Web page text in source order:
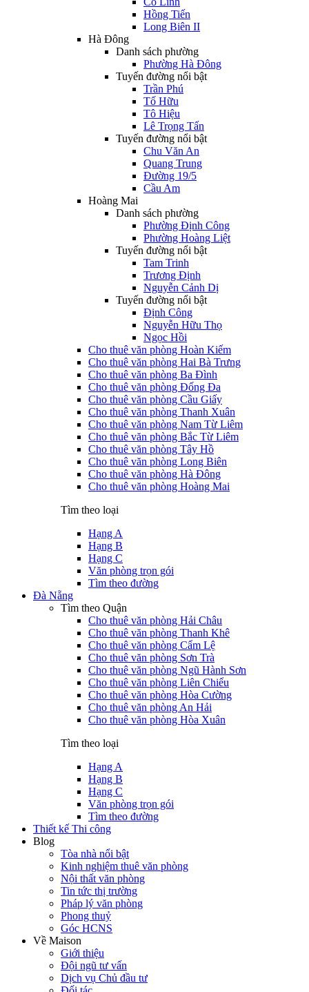
Hồng Tiến
Long Biên II
Hà Đông
Danh sách phường
Phường Hà Đông
Tuyến đường nổi bật
Trần Phú
Tố Hữu
Tô Hiệu
Lê Trọng Tấn
Tuyến đường nổi bật
Chu Văn An
Quang Trung
Đường 19/5
Cầu Am
Hoàng Mai
Danh sách phường
Phường Định Công
Phường Hoàng Liệt
Tuyến đường nổi bật
Tam Trinh
Trương Định
Nguyễn Cảnh Dị
Tuyến đường nổi bật
Định Công
Nguyễn Hữu Thọ
Ngọc Hồi
Cho thuê văn phòng Hoàn Kiếm
Cho thuê văn phòng Hai Bà Trưng
Cho thuê văn phòng Ba Đình
Cho thuê văn phòng Đống Đa
Cho thuê văn phòng Cầu Giấy
Cho thuê văn phòng Thanh Xuân
Cho thuê văn phòng Nam Từ Liêm
Cho thuê văn phòng Bắc Từ Liêm
Cho thuê văn phòng Tây Hồ
Cho thuê văn phòng Long Biên
Cho thuê văn phòng Hà Đông
Cho thuê văn phòng Hoàng Mai
Tìm theo loại
Hạng A
Hạng B
Hạng C
Văn phòng trọn gói
Tìm theo đường
Đà Nẵng
Tìm theo Quận
Cho thuê văn phòng Hải Châu
Cho thuê văn phòng Thanh Khê
Cho thuê văn phòng Cẩm Lệ
Cho thuê văn phòng Sơn Trà
Cho thuê văn phòng Ngũ Hành Sơn
Cho thuê văn phòng Liên Chiểu
Cho thuê văn phòng Hòa Cường
Cho thuê văn phòng An Hải
Cho thuê văn phòng Hòa Xuân
Tìm theo loại
Hạng A
Hạng B
Hạng C
Văn phòng trọn gói
Tìm theo đường
Thiết kế Thi công
Blog
Tòa nhà nổi bật
Kinh nghiệm thuê văn phòng
Nội thất văn phòng
Tin tức thị trường
Pháp lý văn phòng
Phong thuỷ
Góc HCNS
Về Maison
Giới thiệu
Đội ngũ tư vấn
Dịch vụ Chủ đầu tư